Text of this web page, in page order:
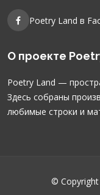
Poetry Land в
О проекте
Poetry Land —
Здесь собраны
любимые строки и
© Copyright